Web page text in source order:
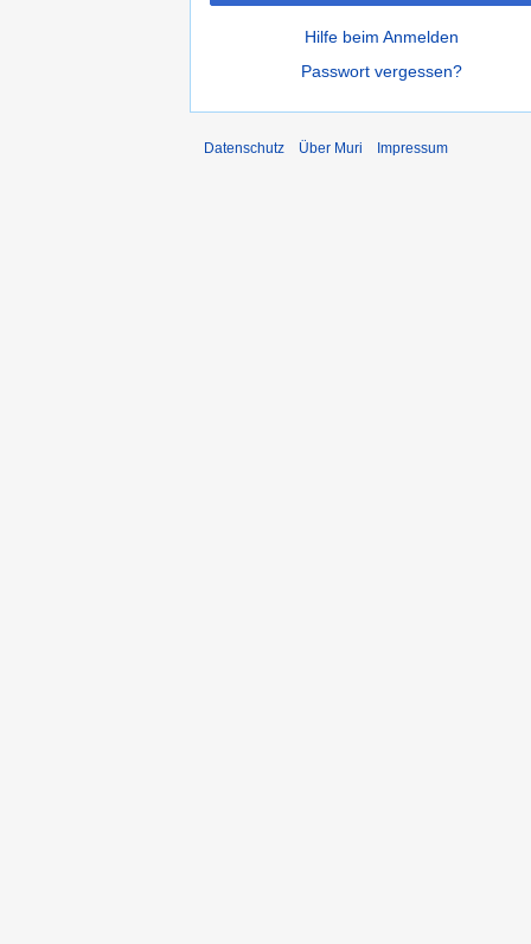
Hilfe beim Anmelden
Passwort vergessen?
Datenschutz Über Muri Impressum